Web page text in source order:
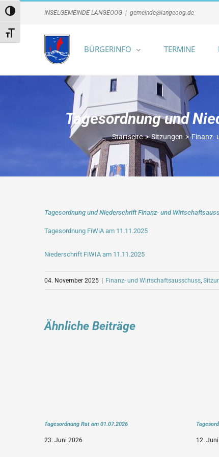
Zum
springen
INSELGEMEINDE LANGEOOG | gemeinde@langeoog.de
BÜRGERINFO TERMINE
Tagesordnung und
Startseite Sitzungen Finanz-
Umschalten auf hohe Kontraste
Schrift vergrößern
Tagesordnung und Niederschrift Finanz- und
Tagesordnung FiWiA am 11.11.2025
Niederschrift FiWIA am 11.11.2025
04. November 2025 Finanz- und Wirtschaftsausschuss,
Ähnliche Beiträge
Tagesordnung Rat am 01.07.2026
23. Juni 2026 12.